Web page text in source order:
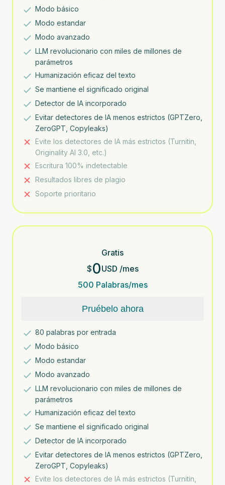
Gratis
$0USD /mes
500 Palabras/mes
Pruébelo ahora
80 palabras por entrada
Modo básico
Modo estandar
Modo avanzado
LLM revolucionario con miles de millones de
parámetros
Humanización eficaz del texto
Se mantiene el significado original
Detector de IA incorporado
Evitar detectores de IA menos estrictos (GPTZero,
ZeroGPT, Copyleaks)
Evite los detectores de IA más estrictos (Turnitin,
Modo básico
Modo estandar
Modo avanzado
LLM revolucionario con miles de millones de
parámetros
Humanización eficaz del texto
Se mantiene el significado original
Detector de IA incorporado
Evitar detectores de IA menos estrictos (GPTZero,
ZeroGPT, Copyleaks)
Evite los detectores de IA más estrictos (Turnitin,
Originality AI 3.0, etc.)
Escritura 100% indetectable
Resultados libres de plagio
Soporte prioritario